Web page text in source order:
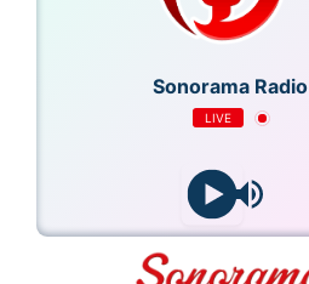
Sonorama Radio
LIVE